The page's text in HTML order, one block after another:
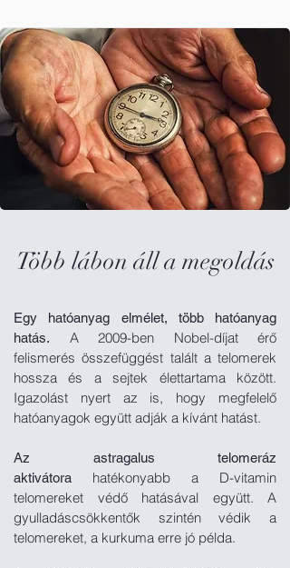
Több lábon áll a megoldás
Egy hatóanyag elmélet, több hatóanyag
hatás.
A 2009-ben Nobel-díjat érő
felismerés összefüggést talált a telomerek
hossza és a sejtek élettartama között.
Igazolást nyert az is, hogy megfelelő
hatóanyagok együtt adják a kívánt hatást.
Az astragalus telomeráz
aktivátora hatékonyabb a D-vitamin
telomereket védő hatásával együtt. A
gyulladáscsökkentők szintén védik a
telomereket, a kurkuma erre jó példa.